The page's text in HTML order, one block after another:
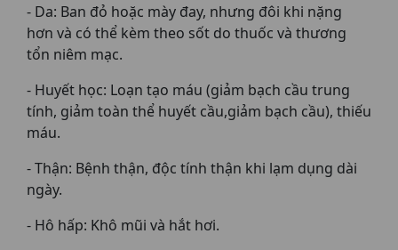
- Da: Ban đỏ hoặc mày đay, nhưng đôi khi nặng
hơn và có thể kèm theo sốt do thuốc và thương
tổn niêm mạc.
- Huyết học: Loạn tạo máu (giảm bạch cầu trung
tính, giảm toàn thể huyết cầu,giảm bạch cầu), thiếu
máu.
- Thận: Bệnh thận, độc tính thận khi lạm dụng dài
ngày.
- Hô hấp: Khô mũi và hắt hơi.